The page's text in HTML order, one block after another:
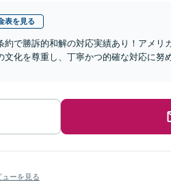
表を見る
約で勝訴的和解の対応実績あり！アメ
文化を尊重し、丁寧かつ的確な対応に努
ューを見る